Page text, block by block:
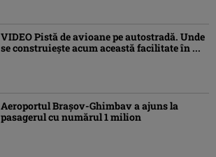
VIDEO Pistă de avioane pe autostradă. Unde
se construiește acum această facilitate în ...
Aeroportul Brașov-Ghimbav a ajuns la
pasagerul cu numărul 1 milion